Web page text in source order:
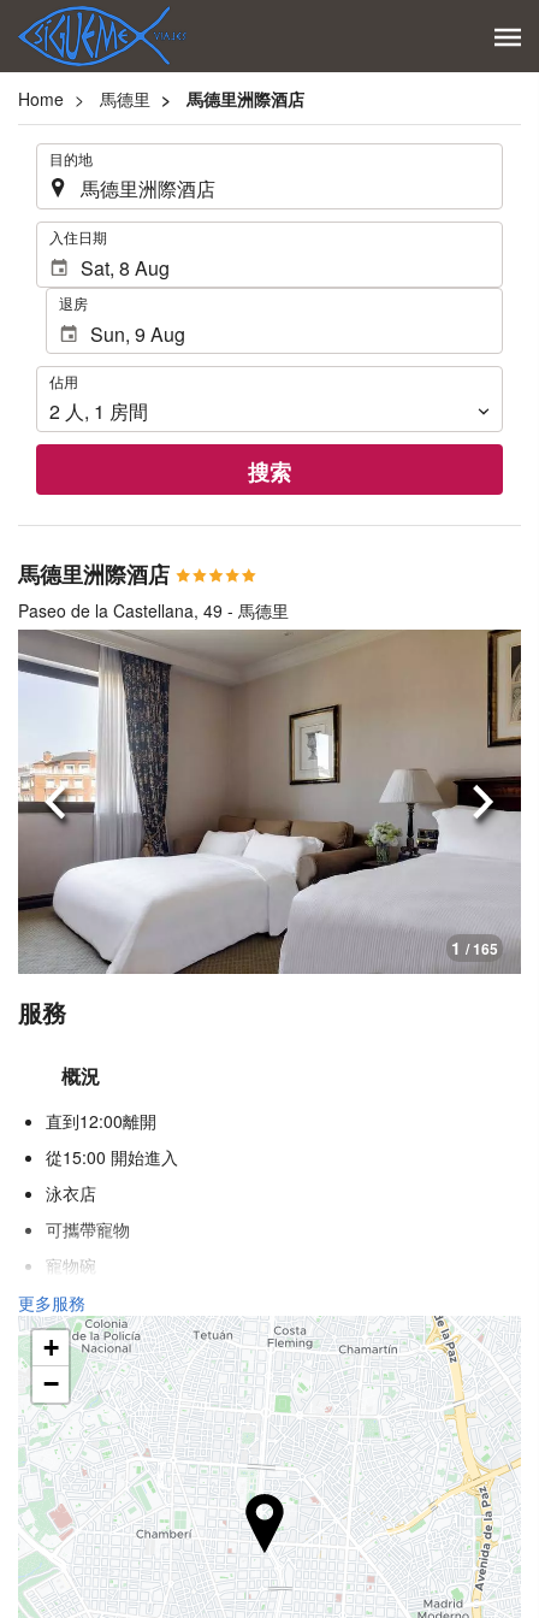
Home 馬德里 馬德里洲際酒店
. 目的地
. 入住日期
退房
佔
用
佔用
2 人, 1 房間
搜索
馬德里洲際酒店
Paseo de la Castellana, 49 - 馬德里
1 / 165
上一頁 下一
服務
概況
直到12:00離開
從15:00 開始進入
泳衣店
可攜帶寵物
寵物碗
冷氣
暖氣
電梯
殘疾人專用入口
不吸煙房
全面禁煙
吸煙區
隔音客房
更多服務
+
−